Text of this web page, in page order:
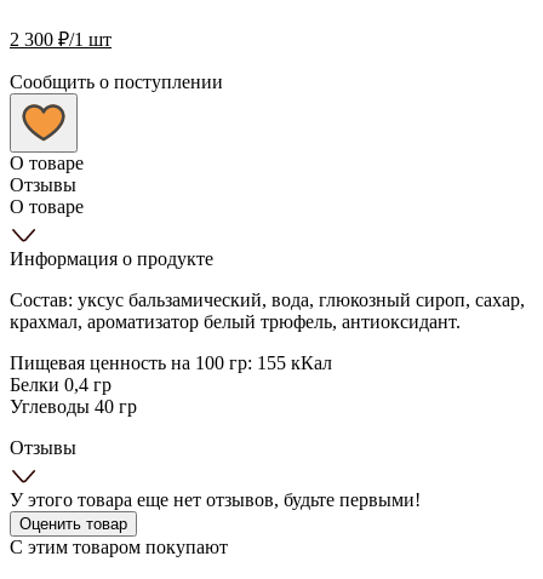
2 300 ₽/1 шт
Сообщить о поступлении
О товаре
Отзывы
О товаре
Информация о продукте
Состав: уксус бальзамический, вода, глюкозный сироп, сахар,
крахмал, ароматизатор белый трюфель, антиоксидант.
Пищевая ценность на 100 гр: 155 кКал
Белки 0,4 гр
Углеводы 40 гр
Отзывы
У этого товара еще нет отзывов, будьте первыми!
Оценить товар
С этим товаром покупают